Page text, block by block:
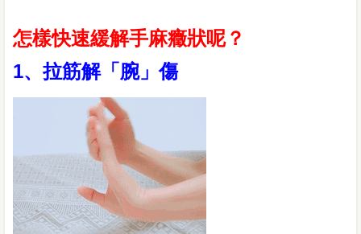
怎樣快速緩解手麻癥狀呢？
1、拉筋解「腕」傷